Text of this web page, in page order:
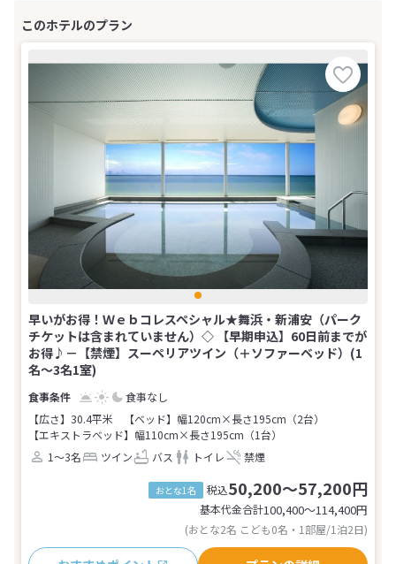
早いがお得！Ｗｅｂコレスペシャル★舞浜・新浦安（パーク
チケットは含まれていません）◇ 【早期申込】60日前までが
お得♪－【禁煙】スーペリアツイン（＋ソファーベッド）(1
名～3名1室)
食事なし
【広さ】30.4平米
【ベッド】幅120cm×長さ195cm（2台）
【エキストラベッド】幅110cm×長さ195cm（1台）
1～3名
ツイン バス トイレ 禁煙
おとな1名 税込50,200～57,200円
基本代金合計100,400〜114,400円
(おとな2名 こども0名・1部屋/1泊2日)